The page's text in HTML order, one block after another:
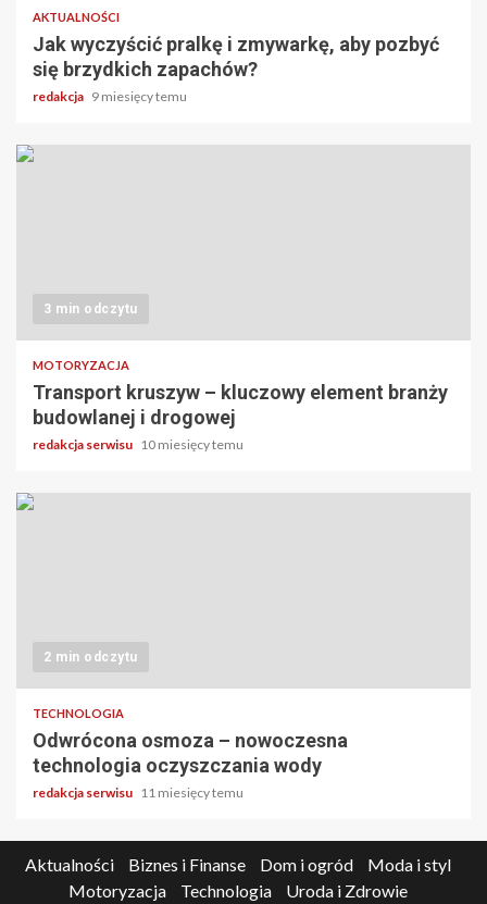
AKTUALNOŚCI
Jak wyczyścić pralkę i zmywarkę, aby pozbyć
się brzydkich zapachów?
redakcja 9 miesięcy temu
3 min odczytu
MOTORYZACJA
Transport kruszyw – kluczowy element branży
budowlanej i drogowej
redakcja serwisu 10 miesięcy temu
2 min odczytu
TECHNOLOGIA
Odwrócona osmoza – nowoczesna
technologia oczyszczania wody
redakcja serwisu 11 miesięcy temu
Aktualności Biznes i Finanse Dom i ogród
Moda i styl
Motoryzacja
Technologia Uroda i Zdrowie